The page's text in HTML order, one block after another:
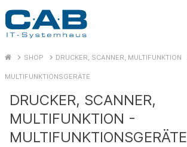
SHOP DRUCKER, SCANNER, MULTIFUNKTION
MULTIFUNKTIONSGERÄTE
DRUCKER, SCANNER,
MULTIFUNKTION -
MULTIFUNKTIONSGERÄTE